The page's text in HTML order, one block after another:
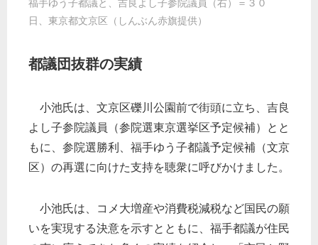
福手ゆう子都議と、吉良よし子参院議員（右）＝３０
日、東京都文京区（しんぶん赤旗提供）
都議団抜群の実績
小池氏は、文京区礫川公園前で街頭に立ち、吉良
よし子参院議員（参院選東京選挙区予定候補）とと
もに、参院選勝利、福手ゆう子都議予定候補（文京
区）の再選に向けた支持を聴衆に呼びかけました。
小池氏は、コメ大増産や消費税減税など国民の願
いを実現する決意を示すとともに、福手都議が住民